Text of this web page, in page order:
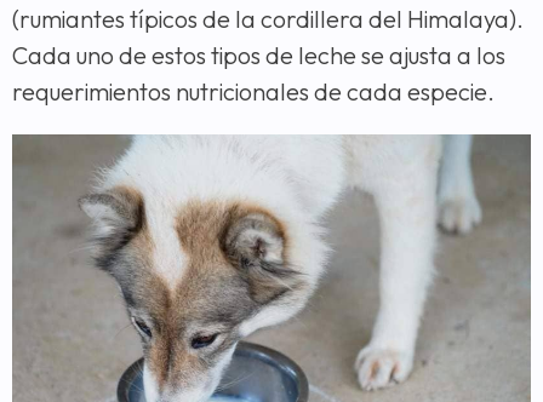
(rumiantes típicos de la cordillera del Himalaya).
Cada uno de estos tipos de leche se ajusta a los
requerimientos nutricionales de cada especie.